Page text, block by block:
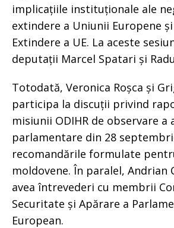
implicațiile instituționale ale
extindere a Uniunii Europene
Extindere a UE. La aceste
deputații Marcel Spatari și
Totodată, Veronica Roșca și
participa la discuții privind
misiunii ODIHR de observare a
parlamentare din 28
recomandările formulate
moldovene. În paralel, Andrian
avea întrevederi cu membrii
Securitate și Apărare a
European.